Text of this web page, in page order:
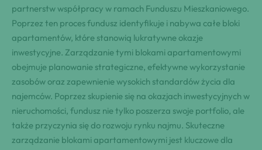
partnerstw współpracy w ramach Funduszu Mieszkaniowego.
Poprzez ten proces fundusz identyfikuje i nabywa całe bloki
apartamentów, które stanowią lukratywne okazje
inwestycyjne. Zarządzanie tymi blokami apartamentowymi
obejmuje planowanie strategiczne, efektywne wykorzystanie
zasobów oraz zapewnienie wysokich standardów życia dla
najemców. Poprzez skupienie się na okazjach inwestycyjnych w
nieruchomości, fundusz nie tylko poszerza swoje portfolio, ale
także przyczynia się do rozwoju rynku najmu. Skuteczne
zarządzanie blokami apartamentowymi jest kluczowe dla